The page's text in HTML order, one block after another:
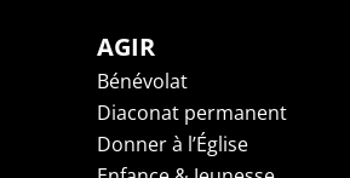
AGIR
Bénévolat
Diaconat permanent
Donner à l’Église